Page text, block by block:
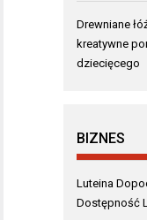
Drewniane
kreatywne
dziecięcego
BIZNES
Luteina
Dostępność